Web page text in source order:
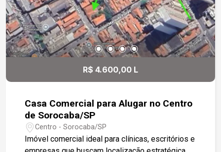
R$ 4.600,00 L
Casa Comercial para Alugar no Centro
de Sorocaba/SP
Centro - Sorocaba/SP
Imóvel comercial ideal para clínicas, escritórios e